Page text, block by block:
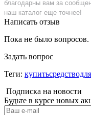
благодарны вам за
наш каталог еще точнее!
Написать отзыв
Пока не было вопросов.
Задать вопрос
Теги:
Подписка на новости
Будьте в курсе новых